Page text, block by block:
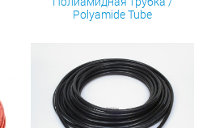
Polyamide Tube